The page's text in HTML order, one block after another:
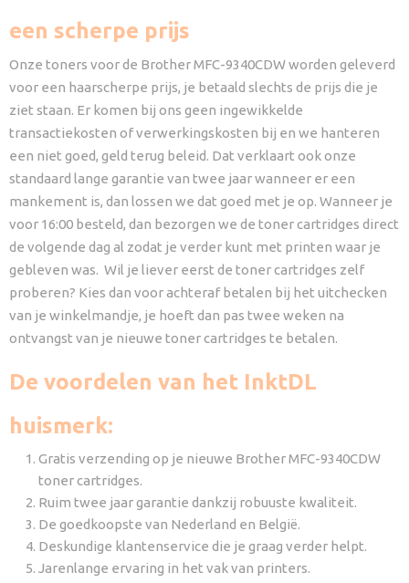
een scherpe prijs
Onze toners voor de Brother MFC-9340CDW worden geleverd
voor een haarscherpe prijs, je betaald slechts de prijs die je
ziet staan. Er komen bij ons geen ingewikkelde
transactiekosten of verwerkingskosten bij en we hanteren
een niet goed, geld terug beleid. Dat verklaart ook onze
standaard lange garantie van twee jaar wanneer er een
mankement is, dan lossen we dat goed met je op. Wanneer je
voor 16:00 besteld, dan bezorgen we de toner cartridges direct
de volgende dag al zodat je verder kunt met printen waar je
gebleven was. Wil je liever eerst de toner cartridges zelf
proberen? Kies dan voor achteraf betalen bij het uitchecken
van je winkelmandje, je hoeft dan pas twee weken na
ontvangst van je nieuwe toner cartridges te betalen.
De voordelen van het InktDL
huismerk:
Gratis verzending op je nieuwe Brother MFC-9340CDW
toner cartridges.
Ruim twee jaar garantie dankzij robuuste kwaliteit.
De goedkoopste van Nederland en België.
Deskundige klantenservice die je graag verder helpt.
Jarenlange ervaring in het vak van printers.